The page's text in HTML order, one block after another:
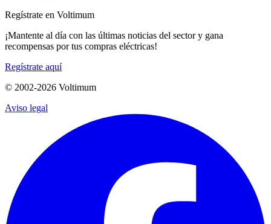
Regístrate en Voltimum
¡Mantente al día con las últimas noticias del sector y gana
recompensas por tus compras eléctricas!
Regístrate aquí
© 2002-2026 Voltimum
Aviso legal